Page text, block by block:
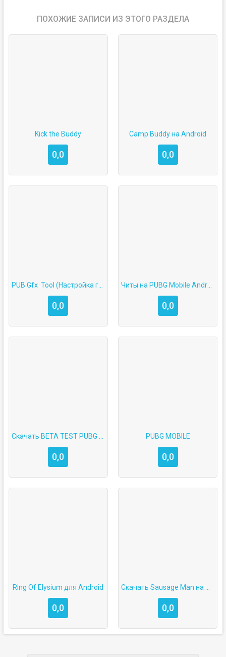
ПОХОЖИЕ ЗАПИСИ ИЗ ЭТОГО РАЗДЕЛА
Kick the Buddy
0,0
Camp Buddy на Android
0,0
PUB Gfx  Tool (Настройка графики в PUBG: Mobile)
0,0
Читы на PUBG Mobile Android скачать бесплатно
0,0
Скачать BETA TEST PUBG MOBILE
0,0
PUBG MOBILE
0,0
Ring Of Elysium для Android
0,0
Скачать Sausage Man на Android
0,0